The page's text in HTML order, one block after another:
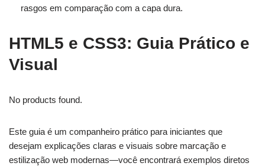
rasgos em comparação com a capa dura.
HTML5 e CSS3: Guia Prático e
Visual
No products found.
Este guia é um companheiro prático para iniciantes que
desejam explicações claras e visuais sobre marcação e
estilização web modernas—você encontrará exemplos diretos